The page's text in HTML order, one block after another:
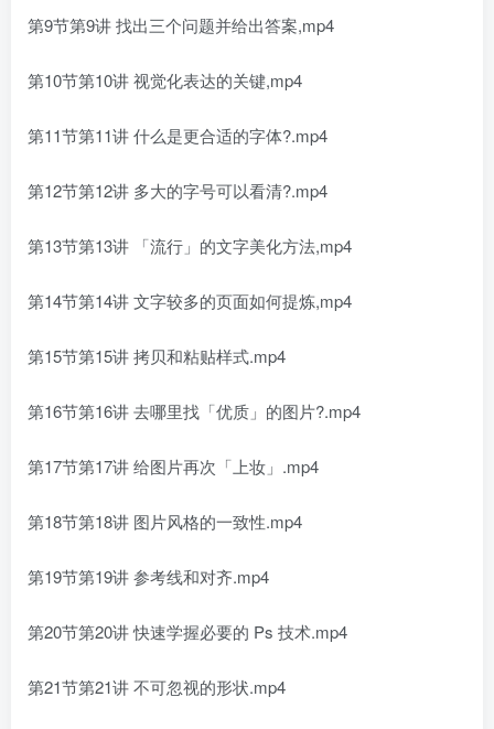
第9节第9讲 找出三个问题并给出答案,mp4
第10节第10讲 视觉化表达的关键,mp4
第11节第11讲 什么是更合适的字体?.mp4
第12节第12讲 多大的字号可以看清?.mp4
第13节第13讲 「流行」的文字美化方法,mp4
第14节第14讲 文字较多的页面如何提炼,mp4
第15节第15讲 拷贝和粘贴样式.mp4
第16节第16讲 去哪里找「优质」的图片?.mp4
第17节第17讲 给图片再次「上妆」.mp4
第18节第18讲 图片风格的一致性.mp4
第19节第19讲 参考线和对齐.mp4
第20节第20讲 快速学握必要的 Ps 技术.mp4
第21节第21讲 不可忽视的形状.mp4